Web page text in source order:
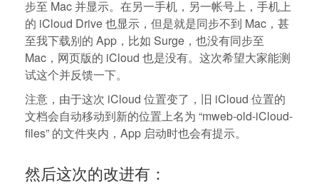
步至 Mac 并显示。在另一手机，另一帐号上，手机上
的 iCloud Drive 也显示，但是就是同步不到 Mac，甚
至我下载别的 App，比如 Surge，也没有同步至
Mac，网页版的 iCloud 也是没有。这次希望大家能测
试这个并反馈一下。
注意，由于这次 iCloud 位置变了，旧 iCloud 位置的
文档会自动移动到新的位置上名为 “mweb-old-iCloud-
files” 的文件夹内，App 启动时也会有提示。
然后这次的改进有：